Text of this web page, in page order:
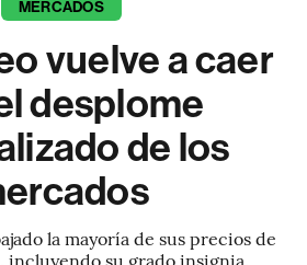
MERCADOS
vuelve a caer
desplome
de los
la mayoría de sus precios de
incluyendo su grado insignia,